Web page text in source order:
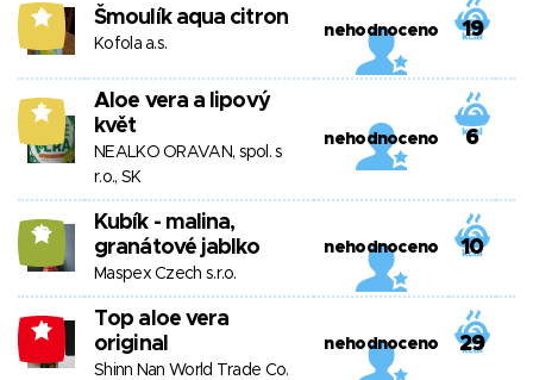
8 Šmoulík aqua citron
Kofola a.s.
nehodnoceno 19
5
Aloe vera a lipový
květ
NEALKO ORAVAN, spol. s
r.o., SK
nehodnoceno 6
12
Kubík - malina,
granátové jablko
Maspex Czech s.r.o.
nehodnoceno 10
-1
Top aloe vera
original
Shinn Nan World Trade Co.
nehodnoceno 29